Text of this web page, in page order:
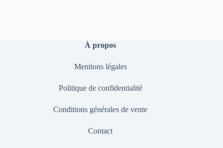
À propos
Mentions légales
Politique de confidentialité
Conditions générales de vente
Contact